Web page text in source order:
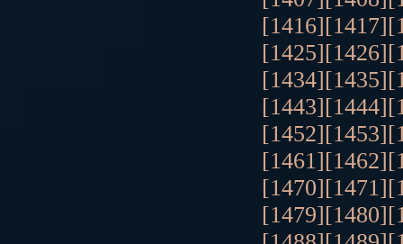
[1416][1417]
[1425][1426]
[1434][1435]
[1443][1444]
[1452][1453]
[1461][1462]
[1470][1471]
[1479][1480]